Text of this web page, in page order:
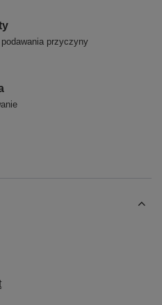
przyczyny